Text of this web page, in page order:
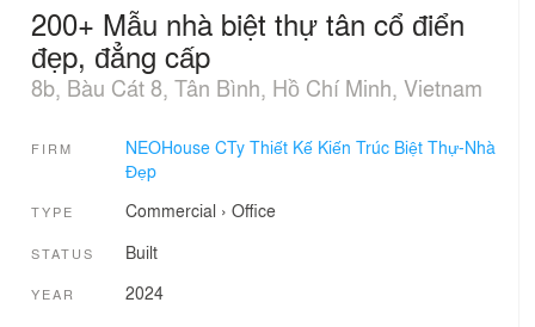
200+ Mẫu nhà biệt thự tân cổ điển
đẹp, đẳng cấp
8b, Bàu Cát 8, Tân Bình, Hồ Chí Minh, Vietnam
FIRM
NEOHouse CTy Thiết Kế Kiến Trúc Biệt Thự-Nhà
Đẹp
TYPE Commercial › Office
STATUS Built
YEAR 2024